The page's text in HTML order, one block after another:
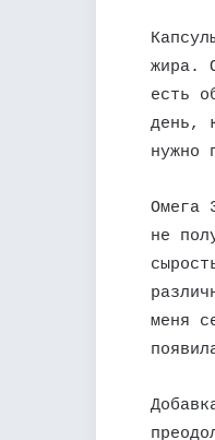
жира.
есть
день,
нужно
Омега
не
меня